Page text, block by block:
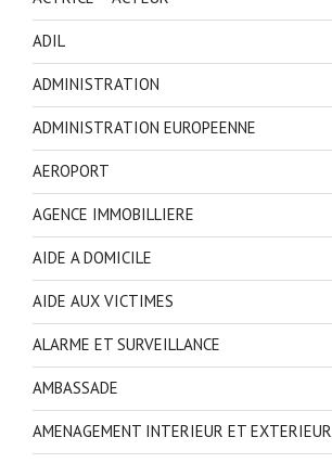
ADIL
ADMINISTRATION
ADMINISTRATION EUROPEENNE
AEROPORT
AGENCE IMMOBILLIERE
AIDE A DOMICILE
AIDE AUX VICTIMES
ALARME ET SURVEILLANCE
AMBASSADE
AMENAGEMENT INTERIEUR ET EXTERIEUR